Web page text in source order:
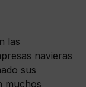
las
navieras
sus
muchos